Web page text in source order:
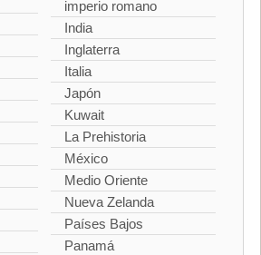
imperio romano
India
Inglaterra
Italia
Japón
Kuwait
La Prehistoria
México
Medio Oriente
Nueva Zelanda
Países Bajos
Panamá